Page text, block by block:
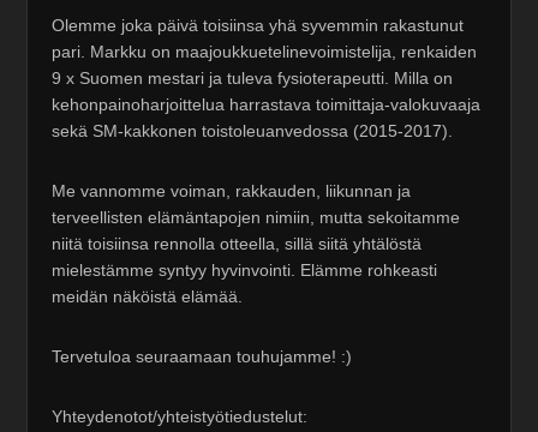
Olemme joka päivä toisiinsa yhä syvemmin rakastunut
pari. Markku on maajoukkuetelinevoimistelija, renkaiden
9 x Suomen mestari ja tuleva fysioterapeutti. Milla on
kehonpainoharjoittelua harrastava toimittaja-valokuvaaja
sekä SM-kakkonen toistoleuanvedossa (2015-2017).
Me vannomme voiman, rakkauden, liikunnan ja
terveellisten elämäntapojen nimiin, mutta sekoitamme
niitä toisiinsa rennolla otteella, sillä siitä yhtälöstä
mielestämme syntyy hyvinvointi. Elämme rohkeasti
meidän näköistä elämää.
Tervetuloa seuraamaan touhujamme! :)
Yhteydenotot/yhteistyötiedustelut: